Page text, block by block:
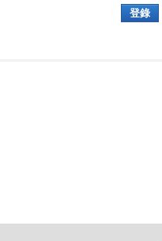
登錄